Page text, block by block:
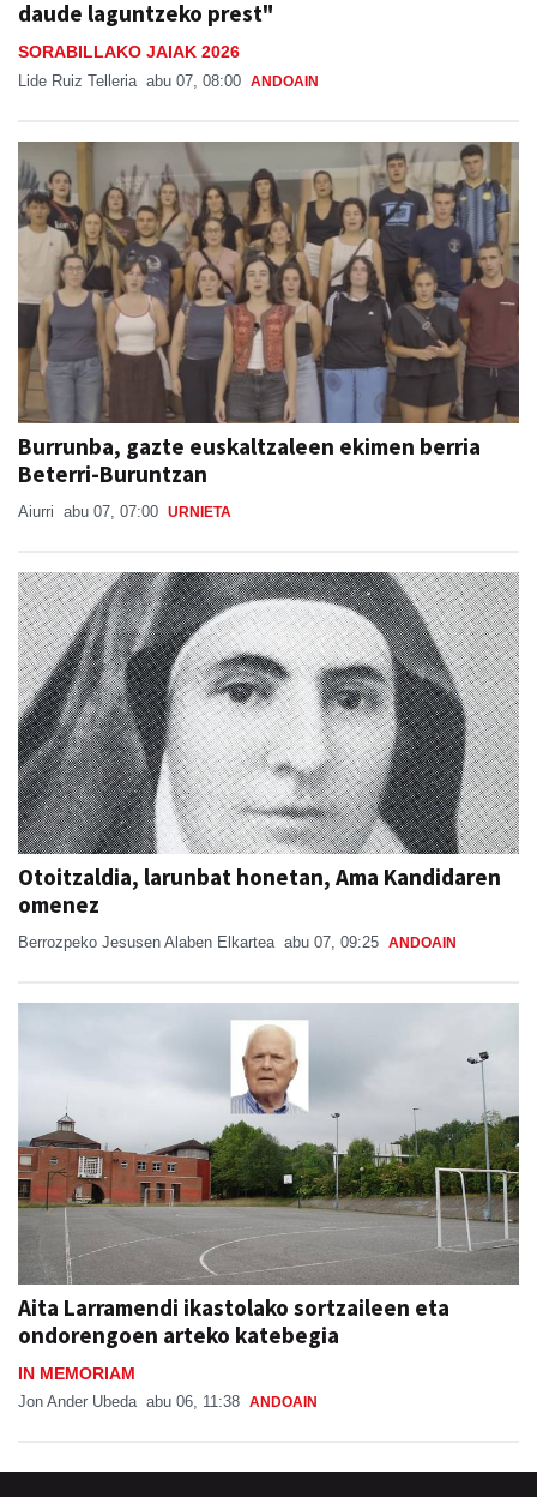
daude laguntzeko prest"
SORABILLAKO JAIAK 2026
Lide Ruiz Telleria abu 07, 08:00 ANDOAIN
Burrunba, gazte euskaltzaleen ekimen berria
Beterri-Buruntzan
Aiurri abu 07, 07:00 URNIETA
Otoitzaldia, larunbat honetan, Ama Kandidaren
omenez
Berrozpeko Jesusen Alaben Elkartea abu 07, 09:25 ANDOAIN
Aita Larramendi ikastolako sortzaileen eta
ondorengoen arteko katebegia
IN MEMORIAM
Jon Ander Ubeda abu 06, 11:38 ANDOAIN